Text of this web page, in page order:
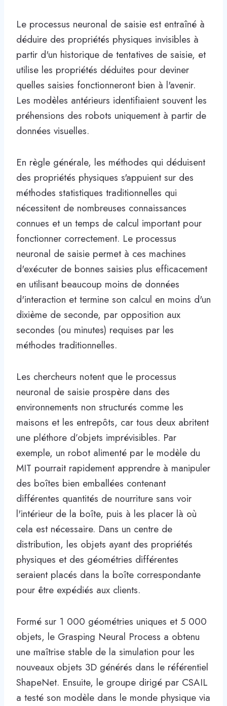
Le processus neuronal de saisie est entraîné à
déduire des propriétés physiques invisibles à
partir d'un historique de tentatives de saisie, et
utilise les propriétés déduites pour deviner
quelles saisies fonctionneront bien à l'avenir.
Les modèles antérieurs identifiaient souvent les
préhensions des robots uniquement à partir de
données visuelles.
En règle générale, les méthodes qui déduisent
des propriétés physiques s'appuient sur des
méthodes statistiques traditionnelles qui
nécessitent de nombreuses connaissances
connues et un temps de calcul important pour
fonctionner correctement. Le processus
neuronal de saisie permet à ces machines
d'exécuter de bonnes saisies plus efficacement
en utilisant beaucoup moins de données
d'interaction et termine son calcul en moins d'un
dixième de seconde, par opposition aux
secondes (ou minutes) requises par les
méthodes traditionnelles.
Les chercheurs notent que le processus
neuronal de saisie prospère dans des
environnements non structurés comme les
maisons et les entrepôts, car tous deux abritent
une pléthore d’objets imprévisibles. Par
exemple, un robot alimenté par le modèle du
MIT pourrait rapidement apprendre à manipuler
des boîtes bien emballées contenant
différentes quantités de nourriture sans voir
l'intérieur de la boîte, puis à les placer là où
cela est nécessaire. Dans un centre de
distribution, les objets ayant des propriétés
physiques et des géométries différentes
seraient placés dans la boîte correspondante
pour être expédiés aux clients.
Formé sur 1 000 géométries uniques et 5 000
objets, le Grasping Neural Process a obtenu
une maîtrise stable de la simulation pour les
nouveaux objets 3D générés dans le référentiel
ShapeNet. Ensuite, le groupe dirigé par CSAIL
a testé son modèle dans le monde physique via